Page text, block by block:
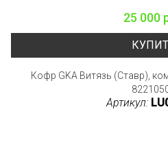
25 000
Кофр GKA Витязь (Ставр),
Артикул: